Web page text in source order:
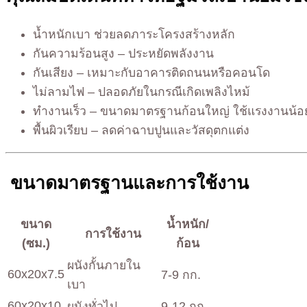
น้ำหนักเบา ช่วยลดภาระโครงสร้างหลัก
กันความร้อนสูง – ประหยัดพลังงาน
กันเสียง – เหมาะกับอาคารติดถนนหรือคอนโด
ไม่ลามไฟ – ปลอดภัยในกรณีเกิดเพลิงไหม้
ทำงานเร็ว – ขนาดมาตรฐานก้อนใหญ่ ใช้แรงงานน้อ
พื้นผิวเรียบ – ลดค่าฉาบปูนและวัสดุตกแต่ง
ขนาดมาตรฐานและการใช้งาน
ขนาด
(ซม.)
การใช้งาน
น้ำหนัก/
ก้อน
60x20x7.5
ผนังกั้นภายใน
เบา
7-9 กก.